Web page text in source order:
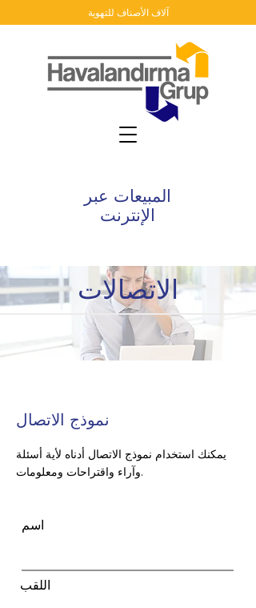
آلاف الأصناف للتهوية
المبيعات عبر
الإنترنت
الاتصالات
نموذج الاتصال
يمكنك استخدام نموذج الاتصال أدناه لأية أسئلة
وآراء واقتراحات ومعلومات.
اسم
اللقب